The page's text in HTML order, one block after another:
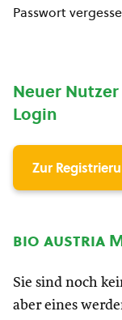
Passwort
Neuer
Login
Zur
bio austria
Sie sind noch
aber eines